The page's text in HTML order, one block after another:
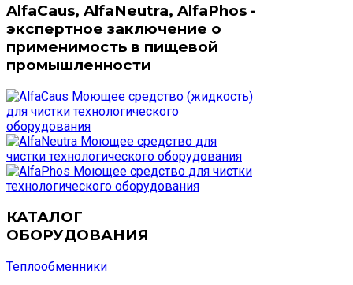
AlfaCaus, AlfaNeutra, AlfaPhos -
экспертное заключение о
применимость в пищевой
промышленности
КАТАЛОГ
ОБОРУДОВАНИЯ
Теплообменники